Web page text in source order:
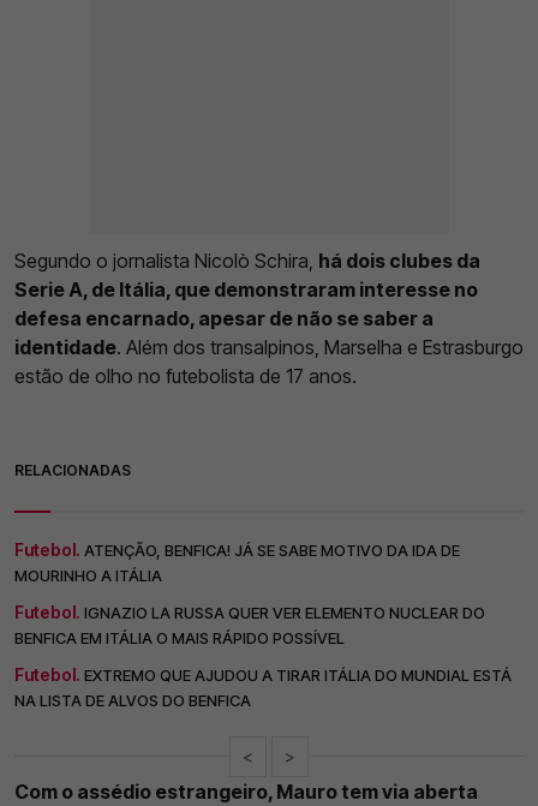
Segundo o jornalista Nicolò Schira, há dois clubes da
Serie A, de Itália, que demonstraram interesse no
defesa encarnado, apesar de não se saber a
identidade. Além dos transalpinos, Marselha e Estrasburgo
estão de olho no futebolista de 17 anos.
RELACIONADAS
Futebol. ATENÇÃO, BENFICA! JÁ SE SABE MOTIVO DA IDA DE
MOURINHO A ITÁLIA
Futebol. IGNAZIO LA RUSSA QUER VER ELEMENTO NUCLEAR DO
BENFICA EM ITÁLIA O MAIS RÁPIDO POSSÍVEL
Futebol. EXTREMO QUE AJUDOU A TIRAR ITÁLIA DO MUNDIAL ESTÁ
NA LISTA DE ALVOS DO BENFICA
< >
Com o assédio estrangeiro, Mauro tem via aberta